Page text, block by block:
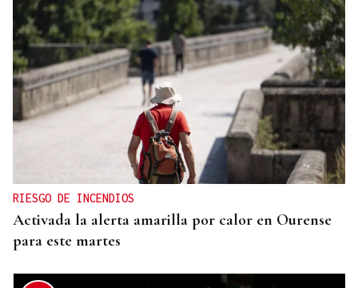
RIESGO DE INCENDIOS
Activada la alerta amarilla por calor en Ourense
para este martes